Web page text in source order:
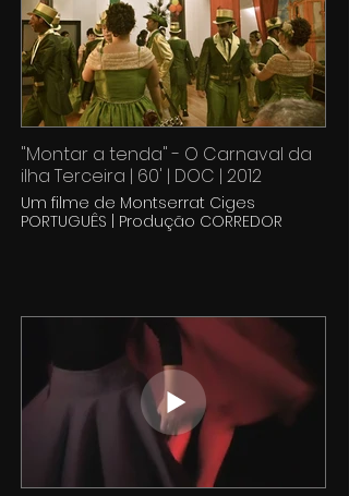
"Montar a tenda" - O Carnaval da
ilha Terceira | 60' | DOC | 2012
Um filme de Montserrat Ciges
PORTUGUÊS | Produção CORREDOR